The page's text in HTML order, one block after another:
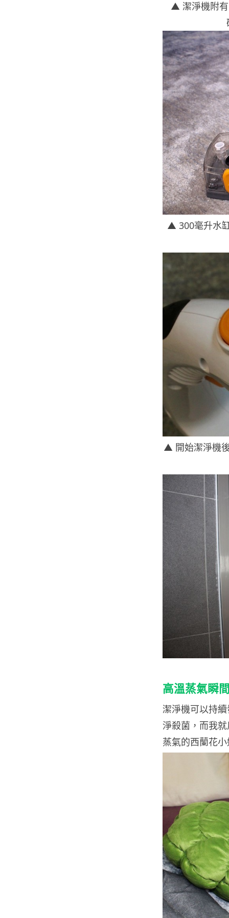
▲ 潔淨機附有
▲ 300毫升水
▲ 開始潔淨機
高溫蒸氣瞬
潔淨機可以持
淨殺菌，而我
蒸氣的西蘭花